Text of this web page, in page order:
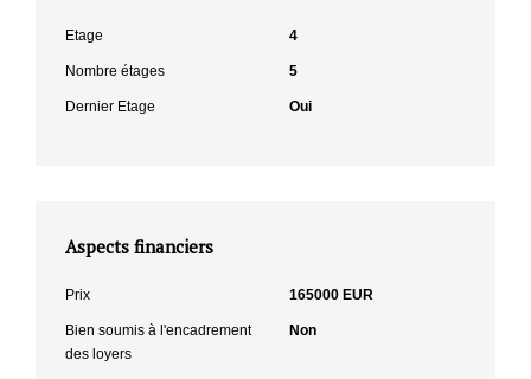
Etage 4
Nombre étages 5
Dernier Etage Oui
Aspects financiers
Prix 165000 EUR
Bien soumis à l'encadrement
des loyers
Non